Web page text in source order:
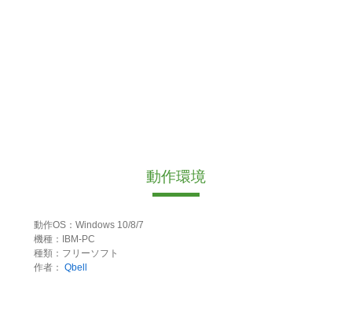
動作環境
動作OS：Windows 10/8/7
機種：IBM-PC
種類：フリーソフト
作者： Qbell